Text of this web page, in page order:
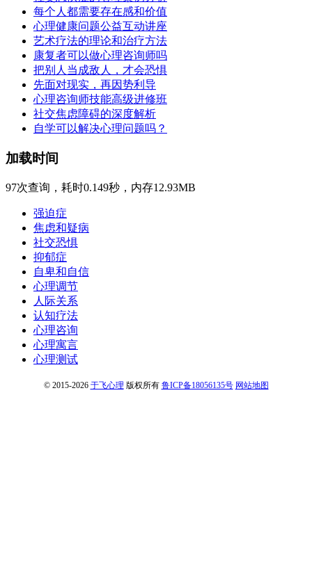
每个人都需要存在感和价值
心理健康问题公益互动讲座
艺术疗法的理论和治疗方法
康复者可以做心理咨询师吗
把别人当成敌人，才会恐惧
先面对现实，再因势利导
心理咨询师技能高级进修班
社交焦虑障碍的深度解析
自学可以解决心理问题吗？
加载时间
97次查询，耗时0.149秒，内存12.93MB
强迫症
焦虑和疑病
社交恐惧
抑郁症
自卑和自信
心理调节
人际关系
认知疗法
心理咨询
心理寓言
心理测试
© 2015-2026 于飞心理 版权所有 鲁ICP备18056135号 网站地图